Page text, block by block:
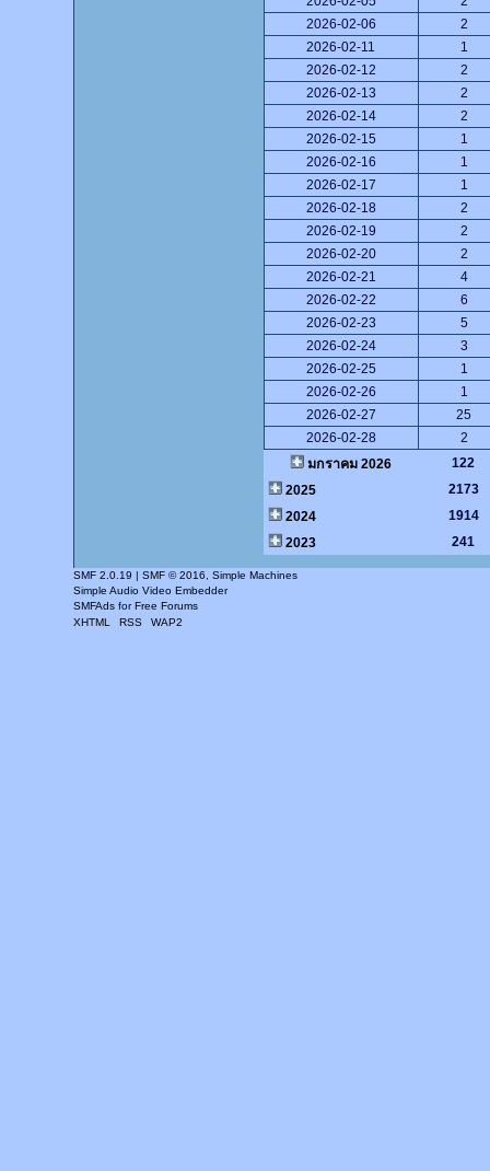
2026-02-06
2
2026-02-11
1
2026-02-12
2
2026-02-13
2
2026-02-14
2
2026-02-15
1
2026-02-16
1
2026-02-17
1
2026-02-18
2
2026-02-19
2
2026-02-20
2
2026-02-21
4
2026-02-22
6
2026-02-23
5
2026-02-24
3
2026-02-25
1
2026-02-26
1
2026-02-27
25
2026-02-28
2
มกราคม 2026
122
2025
2173
2024
1914
2023
241
SMF 2.0.19 | SMF © 2016
Simple Machines
Simple Audio Video Embedder
SMFAds forFree Forums
XHTML
RSS WAP2